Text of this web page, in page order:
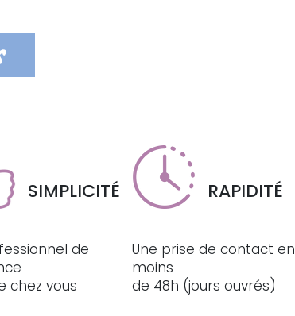
SIMPLICITÉ
de
chez vous
RAPIDITÉ
Une prise de contact en
moins
de 48h (jours ouvrés)